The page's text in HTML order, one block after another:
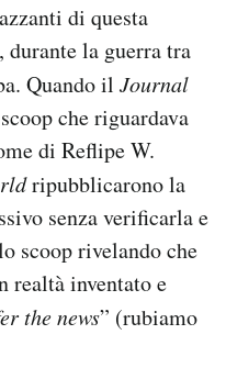
di questa
la guerra tra
Quando il Journal
che riguardava
di Reflipe W.
ripubblicarono la
senza verificarla e
scoop rivelando che
realtà inventato e
the news” (rubiamo